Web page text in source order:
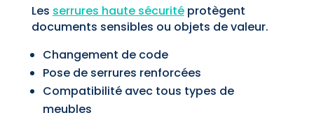
Les serrures haute sécuritéprotègent
documents sensibles ou objets de valeur.
Changement de code
Pose de serrures renforcées
Compatibilité avec tous types de
meubles